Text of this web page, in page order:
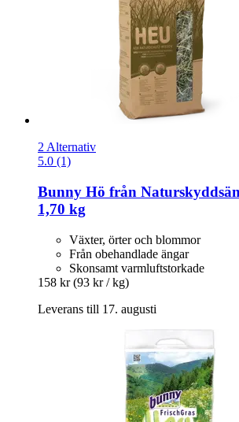
2 Alternativ
5.0 (1)
Bunny Hö från
1,70 kg
Växter, örter och blommor
Från obehandlade ängar
Skonsamt varmluftstorkade
158 kr (93 kr / kg)
Leverans till 17. augusti